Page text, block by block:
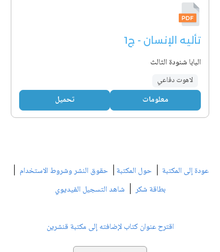
تأليه الإنسان - ج1
البابا شنودة الثالث
لاهوت دفاعي
معلومات تحميل
عودة إلى المكتبة | حول المكتبة | حقوق النشر وشروط الاستخدام |
بطاقة شكر| شاهد التسجيل الفيديوي
اقترح عنوان كتاب لإضافته إلى مكتبة قنشرين